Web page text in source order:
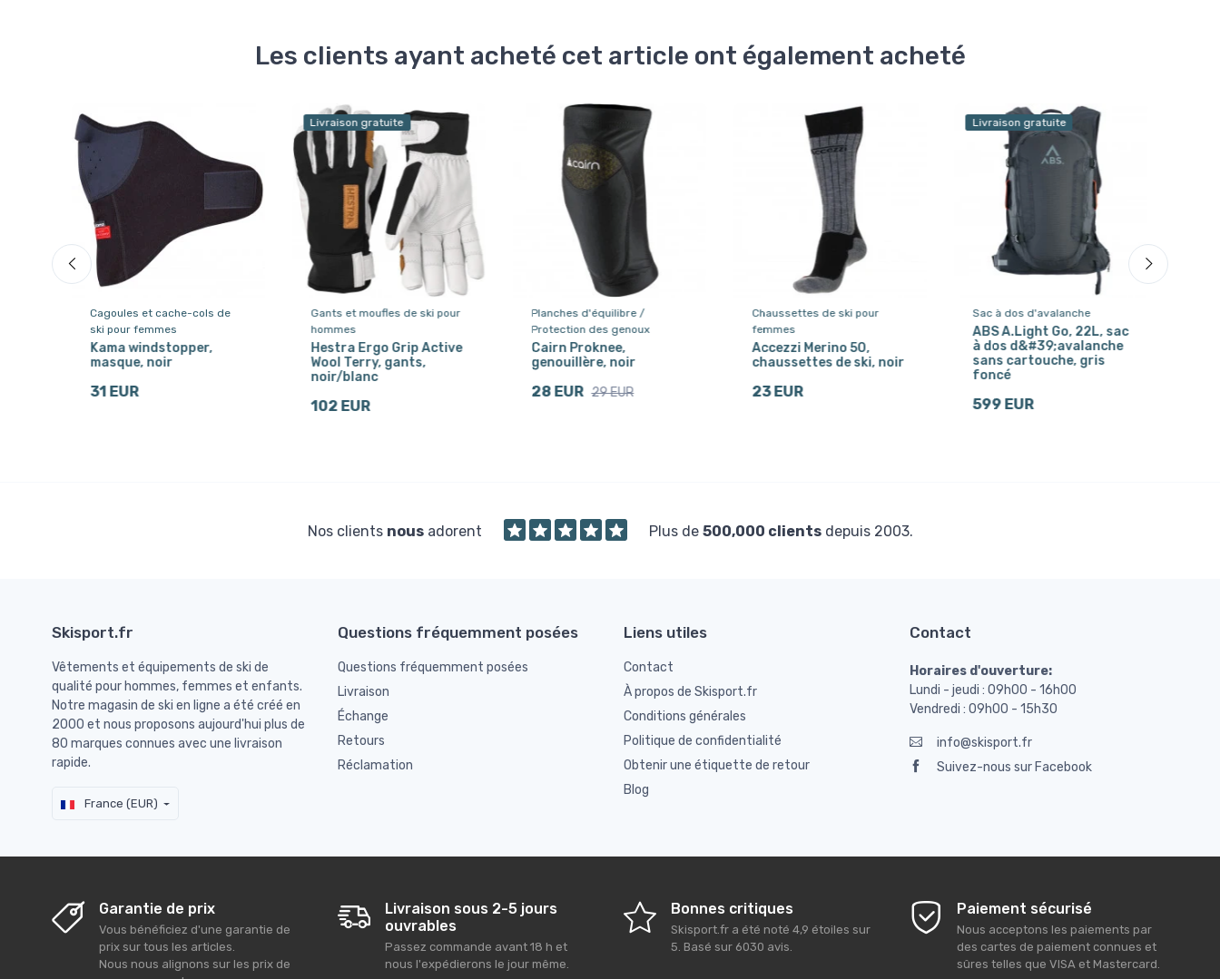
Les clients ayant acheté cet article ont également acheté
Cagoules et cache-cols de
ski pour femmes
Kama windstopper,
masque, noir
31 EUR
Livraison gratuite
Gants et moufles de ski pour
hommes
Hestra Ergo Grip Active
Wool Terry, gants,
noir/blanc
102 EUR
Planches d'équilibre /
Protection des genoux
Cairn Proknee,
genouillère, noir
28 EUR 29 EUR
Chaussettes de ski pour
femmes
Accezzi Merino 50,
chaussettes de ski, noir
23 EUR
Livraison gratuite
Sac à dos d'avalanche
ABS A.Light Go, 22L, sac
à dos d&#39;avalanche
sans cartouche, gris
foncé
599 EUR
Nos clients nousadorent Plus de 500,000 clientsdepuis 2003.
Skisport.fr
Vêtements et équipements de ski de
qualité pour hommes, femmes et enfants.
Notre magasin de ski en ligne a été créé en
2000 et nous proposons aujourd'hui plus de
80 marques connues avec une livraison
rapide.
France (EUR)
Questions fréquemment posées
Questions fréquemment posées
Livraison
Échange
Retours
Réclamation
Liens utiles
Contact
À propos de Skisport.fr
Conditions générales
Politique de confidentialité
Obtenir une étiquette de retour
Blog
Contact
Horaires d'ouverture:
Lundi - jeudi : 09h00 - 16h00
Vendredi : 09h00 - 15h30
info@skisport.fr
Suivez-nous sur Facebook
Garantie de prix
Vous bénéficiez d'une garantie de
prix sur tous les articles.
Nous nous alignons sur les prix de
Livraison sous 2-5 jours
ouvrables
Passez commande avant 18 h et
nous l'expédierons le jour même.
Bonnes critiques
Skisport.fr a été noté 4,9 étoiles sur
5. Basé sur 6030 avis.
Paiement sécurisé
Nous acceptons les paiements par
des cartes de paiement connues et
sûres telles que VISA et Mastercard.